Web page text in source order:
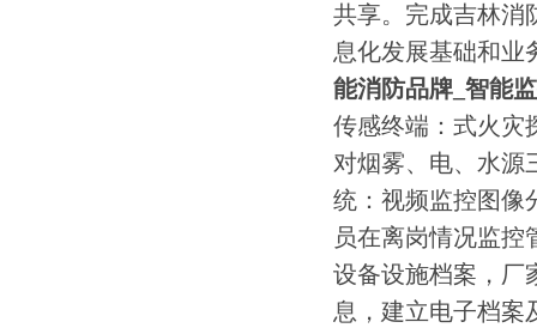
共享。完成吉林消
息化发展基础和业
能消防品牌_智能
传感终端：式火灾
对烟雾、电、水源
统：视频监控图像
员在离岗情况监
设备设施档案，厂
息，建立电子档案